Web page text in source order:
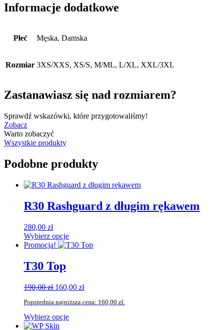
Informacje dodatkowe
Płeć Męska, Damska
Rozmiar 3XS/XXS, XS/S, M/ML, L/XL, XXL/3XL
Zastanawiasz się nad rozmiarem?
Sprawdź wskazówki, które przygotowaliśmy!
Zobacz
Warto zobaczyć
Wszystkie produkty
Podobne produkty
R30 Rashguard z długim rękawem
280,00 zł
Wybierz opcje
Ten
ma
wiele
Opcje
można
wybrać
na
stronie
Promocja!
T30 Top
190,00zł Pierwotna
wynosiła:
190,00 zł.
160,00 złAktualna
wynosi:
Poprzednia najniższa cena: 160,00 zł
Wybierz opcje
Ten